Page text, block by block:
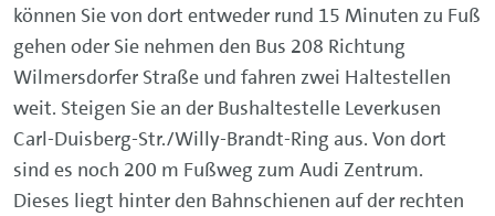
können Sie von dort entweder rund 15 Minuten zu Fuß
gehen oder Sie nehmen den Bus 208 Richtung
Wilmersdorfer Straße und fahren zwei Haltestellen
weit. Steigen Sie an der Bushaltestelle Leverkusen
Carl-Duisberg-Str./Willy-Brandt-Ring aus. Von dort
sind es noch 200 m Fußweg zum Audi Zentrum.
Dieses liegt hinter den Bahnschienen auf der rechten